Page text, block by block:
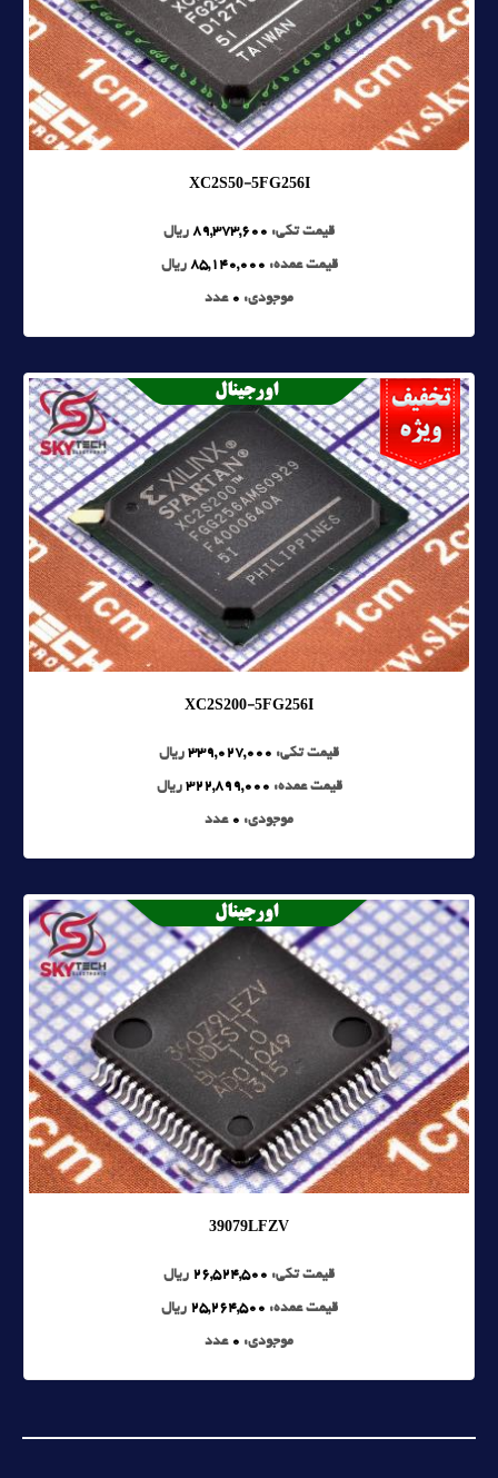
XC2S50-5FG256I
قیمت تکی: 89,373,600 ریال
قیمت عمده: 85,140,000 ریال
موجودی: 0 عدد
XC2S200-5FG256I
قیمت تکی: 339,027,000 ریال
قیمت عمده: 322,899,000 ریال
موجودی: 0 عدد
39079LFZV
قیمت تکی: 26,524,500 ریال
قیمت عمده: 25,264,500 ریال
موجودی: 0 عدد